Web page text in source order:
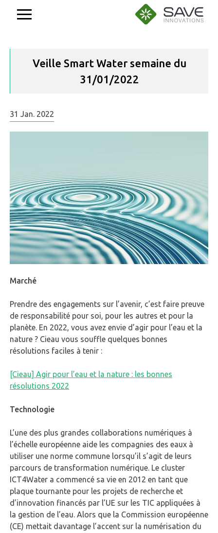
Veille Smart Water semaine du
31/01/2022
31 Jan. 2022
Marché
Prendre des engagements sur l’avenir, c’est faire preuve
de responsabilité pour soi, pour les autres et pour la
planète. En 2022, vous avez envie d’agir pour l’eau et la
nature ? Cieau vous souffle quelques bonnes
résolutions faciles à tenir :
[Cieau] Agir pour l’eau et la nature : les bonnes
résolutions 2022
Technologie
L’une des plus grandes collaborations numériques à
l’échelle européenne aide les compagnies des eaux à
utiliser une norme commune lorsqu’il s’agit de leurs
parcours de transformation numérique. Le cluster
ICT4Water a commencé sa vie en 2012 en tant que
plaque tournante pour les projets de recherche et
d’innovation financés par l’UE sur les TIC appliquées à
la gestion de l’eau. Alors que la Commission européenne
(CE) mettait davantage l’accent sur la numérisation du